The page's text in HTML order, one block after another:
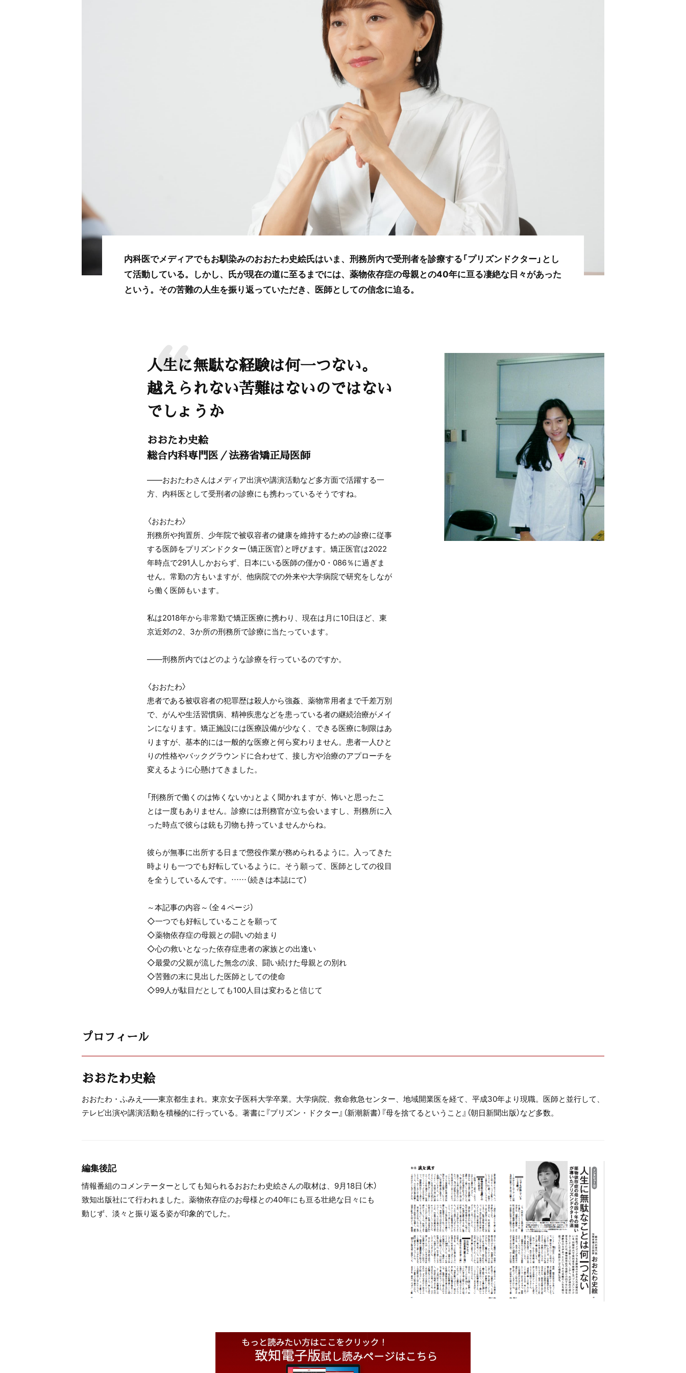
内科医でメディアでもお馴染みのおおたわ史絵氏はいま、刑務所内で受刑者を診療する「プリズンドクター」とし
て活動している。しかし、氏が現在の道に至るまでには、薬物依存症の母親との40年に亘る凄絶な日々があった
という。その苦難の人生を振り返っていただき、医師としての信念に迫る。
人生に無駄な経験は何一つない。
越えられない苦難はないのではない
でしょうか
おおたわ史絵
総合内科専門医／法務省矯正局医師
――おおたわさんはメディア出演や講演活動など多方面で活躍する一
方、内科医として受刑者の診療にも携わっているそうですね。
〈おおたわ〉
刑務所や拘置所、少年院で被収容者の健康を維持するための診療に従事
する医師をプリズンドクター（矯正医官）と呼びます。矯正医官は2022
年時点で291人しかおらず、日本にいる医師の僅か0・086％に過ぎま
せん。常勤の方もいますが、他病院での外来や大学病院で研究をしなが
ら働く医師もいます。
私は2018年から非常勤で矯正医療に携わり、現在は月に10日ほど、東
京近郊の2、3か所の刑務所で診療に当たっています。
――刑務所内ではどのような診療を行っているのですか。
〈おおたわ〉
患者である被収容者の犯罪歴は殺人から強姦、薬物常用者まで千差万別
で、がんや生活習慣病、精神疾患などを患っている者の継続治療がメイ
ンになります。矯正施設には医療設備が少なく、できる医療に制限はあ
りますが、基本的には一般的な医療と何ら変わりません。患者一人ひと
りの性格やバックグラウンドに合わせて、接し方や治療のアプローチを
変えるように心懸けてきました。
「刑務所で働くのは怖くないか」とよく聞かれますが、怖いと思ったこ
とは一度もありません。診療には刑務官が立ち会いますし、刑務所に入
った時点で彼らは銃も刃物も持っていませんからね。
彼らが無事に出所する日まで懲役作業が務められるように。入ってきた
時よりも一つでも好転しているように。そう願って、医師としての役目
を全うしているんです。……（続きは本誌にて）
～本記事の内容～（全４ページ）
◇一つでも好転していることを願って
◇薬物依存症の母親との闘いの始まり
◇心の救いとなった依存症患者の家族との出逢い
◇最愛の父親が流した無念の涙、闘い続けた母親との別れ
◇苦難の末に見出した医師としての使命
◇99人が駄目だとしても100人目は変わると信じて
プロフィール
おおたわ史絵
おおたわ・ふみえ――東京都生まれ。東京女子医科大学卒業。大学病院、救命救急センター、地域開業医を経て、平成30年より現職。医師と並行して、
テレビ出演や講演活動を積極的に行っている。著書に『プリズン・ドクター』（新潮新書）『母を捨てるということ』（朝日新聞出版）など多数。
編集後記
情報番組のコメンテーターとしても知られるおおたわ史絵さんの取材は、9月18日（木）
致知出版社にて行われました。薬物依存症のお母様との40年にも亘る壮絶な日々にも
動じず、淡々と振り返る姿が印象的でした。